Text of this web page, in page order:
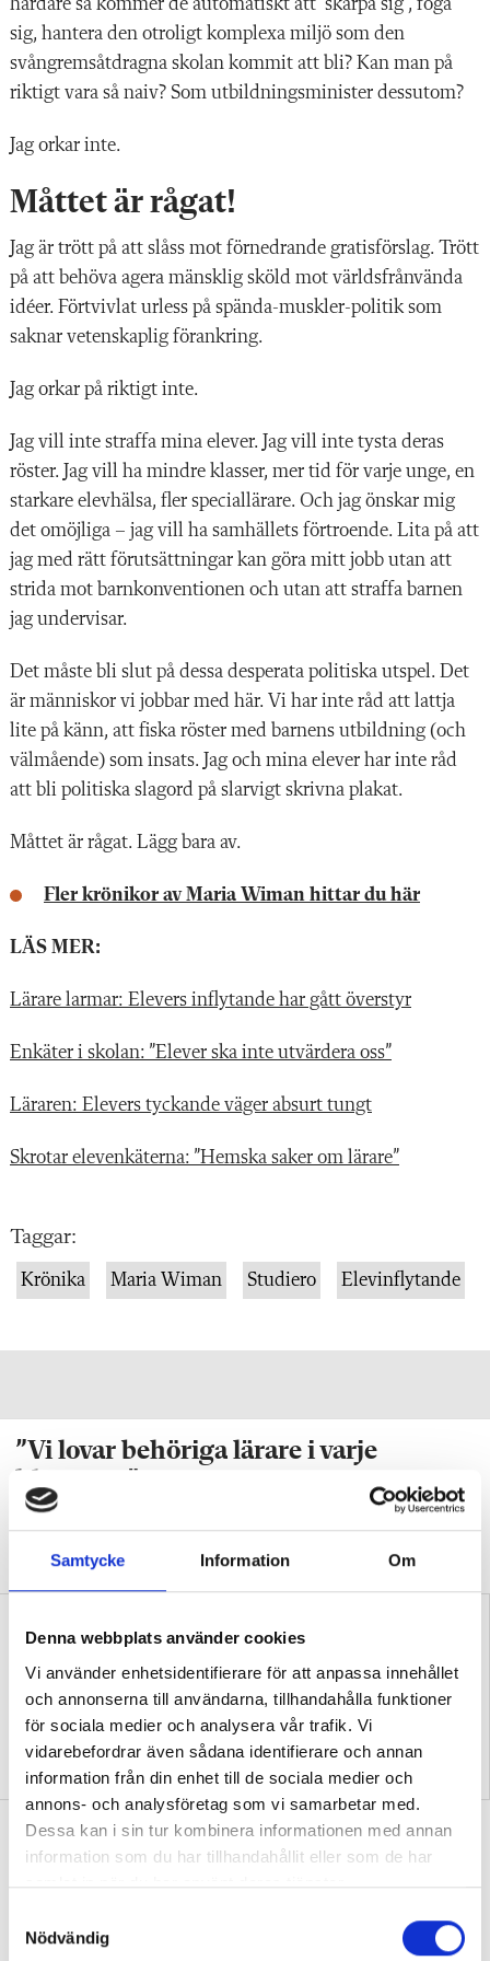
Samtycke Information Om
Denna webbplats använder cookies
Vi använder enhetsidentifierare för att anpassa innehållet
och annonserna till användarna, tillhandahålla funktioner
för sociala medier och analysera vår trafik. Vi
vidarebefordrar även sådana identifierare och annan
information från din enhet till de sociala medier och
annons- och analysföretag som vi samarbetar med.
Dessa kan i sin tur kombinera informationen med annan
information som du har tillhandahållit eller som de har
samlat in när du har använt deras tjänster.
Nödvändig
hårdare så kommer de automatiskt att ”skärpa sig”, foga
sig, hantera den otroligt komplexa miljö som den
svångremsåtdragna skolan kommit att bli? Kan man på
riktigt vara så naiv? Som utbildningsminister dessutom?
Jag orkar inte.
Måttet är rågat!
Jag är trött på att slåss mot förnedrande gratisförslag. Trött
på att behöva agera mänsklig sköld mot världsfrånvända
idéer. Förtvivlat urless på spända-muskler-politik som
saknar vetenskaplig förankring.
Jag orkar på riktigt inte.
Jag vill inte straffa mina elever. Jag vill inte tysta deras
röster. Jag vill ha mindre klasser, mer tid för varje unge, en
starkare elevhälsa, fler speciallärare. Och jag önskar mig
det omöjliga – jag vill ha samhällets förtroende. Lita på att
jag med rätt förutsättningar kan göra mitt jobb utan att
strida mot barnkonventionen och utan att straffa barnen
jag undervisar.
Det måste bli slut på dessa desperata politiska utspel. Det
är människor vi jobbar med här. Vi har inte råd att lattja
lite på känn, att fiska röster med barnens utbildning (och
välmående) som insats. Jag och mina elever har inte råd
att bli politiska slagord på slarvigt skrivna plakat.
Måttet är rågat. Lägg bara av.
Fler krönikor av Maria Wiman hittar du här
LÄS MER:
Lärare larmar: Elevers inflytande har gått överstyr
Enkäter i skolan: ”Elever ska inte utvärdera oss”
Läraren: Elevers tyckande väger absurt tungt
Skrotar elevenkäterna: ”Hemska saker om lärare”
Taggar:
Krönika Maria Wiman Studiero Elevinflytande
”Vi lovar behöriga lärare i varje
klassrum”
VALDEBATT
”Så bryter vi hatpratets
pyramid i skolan”
”Hur skolan fungerar blir
tydligt i trappan”
”Vad ska vår tid räcka till på
förskolan?”
eller ska jag vara närvarande tillsammans